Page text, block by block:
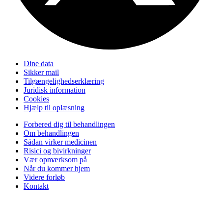
Dine data
Sikker mail
Tilgængelighedserklæring
Juridisk information
Cookies
Hjælp til oplæsning
Forbered dig til behandlingen
Om behandlingen
Sådan virker medicinen
Risici og bivirkninger
Vær opmærksom på
Når du kommer hjem
Videre forløb
Kontakt